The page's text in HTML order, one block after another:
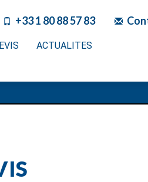
+33 1 80 88 57 83
ACTUALITES